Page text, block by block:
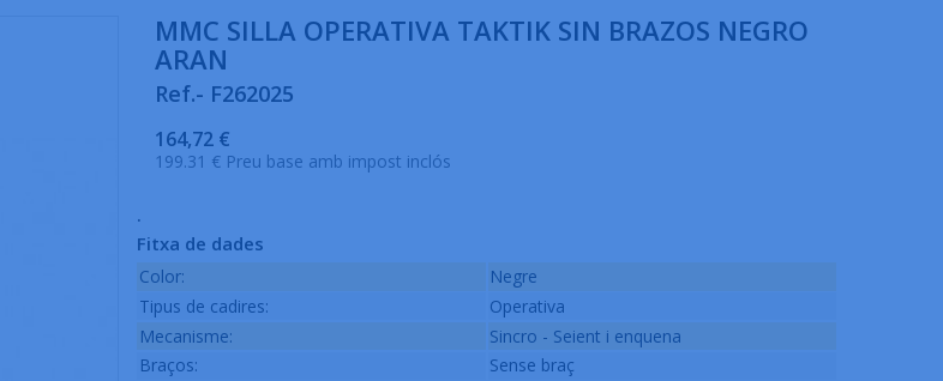
MMC SILLA OPERATIVA TAKTIK SIN BRAZOS NEGRO
ARAN
Ref.- F262025
164,72 €
199.31 € Preu base amb impost inclós
.
Fitxa de dades
Color:
Negre
Tipus de cadires:
Operativa
Mecanisme:
Sincro - Seient i enquena
Braços:
Sense braç